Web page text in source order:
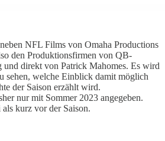
NFL Films von Omaha Productions
den Produktionsfirmen von QB-
und direkt von Patrick Mahomes. Es wird
sehen, welche Einblick damit möglich
der Saison erzählt wird.
nur mit Sommer 2023 angegeben.
kurz vor der Saison.